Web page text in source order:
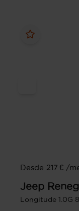
Desde 217 € /
Jeep
Longitude 1.0G